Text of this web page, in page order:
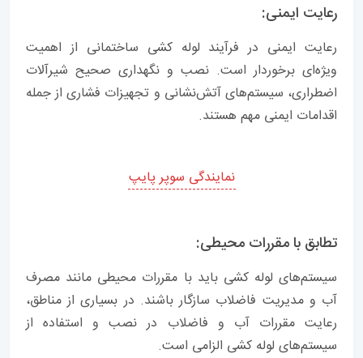
رعایت ایمنی:
رعایت ایمنی در فرآیند لوله کشی ساختمانی از اهمیت
ویژه‌ای برخوردار است. نصب و نگهداری صحیح شیرآلات
اضطراری، سیستم‌های آتش‌نشانی و تجهیزات فشاری از جمله
اقدامات ایمنی مهم هستند.
نمایندگی سوپر پایپ
تطابق با مقررات محیطی:
سیستم‌های لوله کشی باید با مقررات محیطی مانند مصرف
آب و مدیریت فاضلاب سازگار باشند. در بسیاری از مناطق،
رعایت مقررات آب و فاضلاب در نصب و استفاده از
سیستم‌های لوله کشی الزامی است.